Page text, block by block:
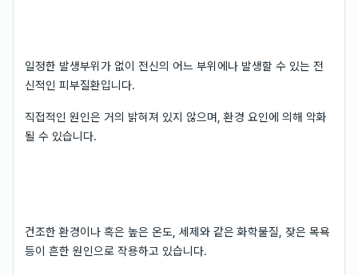
일정한 발생부위가 없이 전신의 어느 부위에나 발생할 수 있는 전
신적인 피부질환입니다.
직접적인 원인은 거의 밝혀져 있지 않으며, 환경 요인에 의해 악화
될 수 있습니다.
건조한 환경이나 혹은 높은 온도, 세제와 같은 화학물질, 잦은 목욕
등이 흔한 원인으로 작용하고 있습니다.